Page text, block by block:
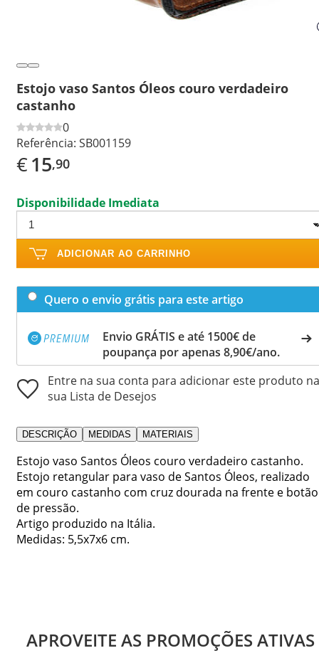
Estojo vaso Santos Óleos couro verdadeiro
castanho
0
Referência: SB001159
€15,90
Disponibilidade Imediata
ADICIONAR AO CARRINHO
Quero o envio grátis para este artigo
Envio GRÁTIS e até 1500€ de
poupança por apenas 8,90€/ano.
Entre na sua conta para adicionar este produto na
sua Lista de Desejos
DESCRIÇÃO MEDIDAS MATERIAIS
Estojo vaso Santos Óleos couro verdadeiro castanho.
Estojo retangular para vaso de Santos Óleos, realizado
em couro castanho com cruz dourada na frente e botão
de pressão.
Artigo produzido na Itália.
Medidas: 5,5x7x6 cm.
APROVEITE AS PROMOÇÕES ATIVAS